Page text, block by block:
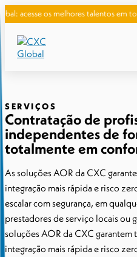
talentos em todo o mundo
SERVIÇOS
Contratação de
independentes de
totalmente em
As soluções AOR da CXC
integração mais rápida e risco
escalar com segurança, em
prestadores de serviço locais ou
soluções AOR da CXC
integração mais rápida e risco